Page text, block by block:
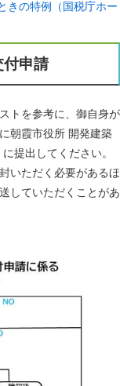
きの特例（国税庁ホー
付申請
トを参考に、御自身が
朝霞市役所 開発建築
提出してください。
いただく必要があるほ
していただくことがあ